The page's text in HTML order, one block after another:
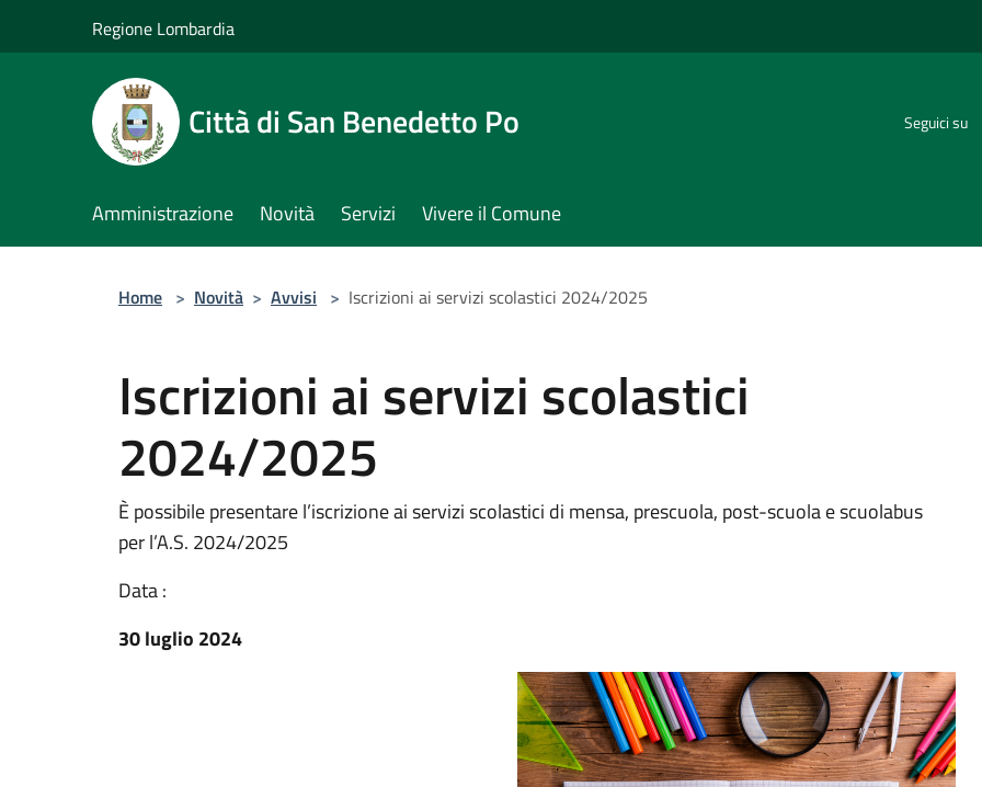
Regione Lombardia
Città di San Benedetto Po Seguici su
Amministrazione Novità Servizi Vivere il Comune
Home > Novità > Avvisi > Iscrizioni ai servizi scolastici 2024/2025
Iscrizioni ai servizi scolastici
2024/2025
È possibile presentare l’iscrizione ai servizi scolastici di mensa, prescuola, post-scuola e scuolabus
per l’A.S. 2024/2025
Data :
30 luglio 2024